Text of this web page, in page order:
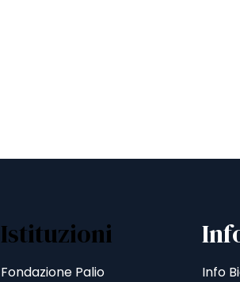
Istituzioni
Fondazione Palio
Info